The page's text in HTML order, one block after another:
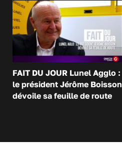
FAIT DU JOUR Lunel Agglo :
le président Jérôme Boisson
dévoile sa feuille de route